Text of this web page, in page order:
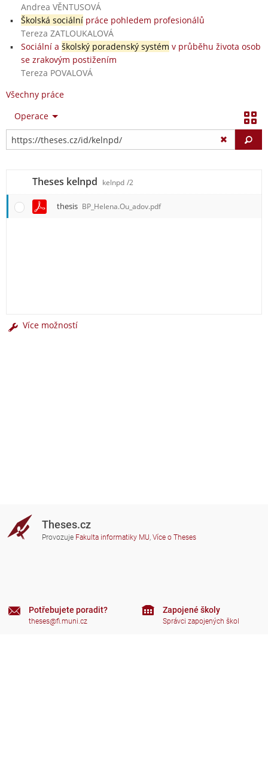
Andrea VĚNTUSOVÁ
Školská sociálnípráce pohledem profesionálů
Tereza ZATLOUKALOVÁ
Sociální a školský poradenský systém v průběhu života osob
se zrakovým postižením
Tereza POVALOVÁ
Všechny práce
Operace
Theses kelnpd kelnpd /2
thesis BP_Helena.Ou_adov.pdf
Více možností
Theses.cz
Provozuje Fakulta informatiky MU, Více o Theses
Potřebujete poradit?
theses@fi.muni.cz
Zapojené školy
Správci zapojených škol